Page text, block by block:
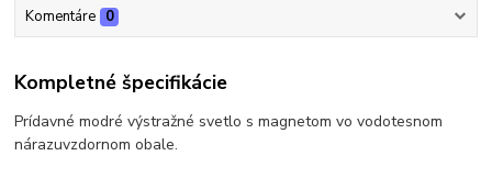
Komentáre 0
Kompletné špecifikácie
Prídavné modré výstražné svetlo s magnetom vo vodotesnom
nárazuvzdornom obale.